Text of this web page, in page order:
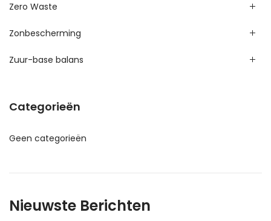
Zero Waste
Zonbescherming
Zuur-base balans
Categorieën
Geen categorieën
Nieuwste Berichten